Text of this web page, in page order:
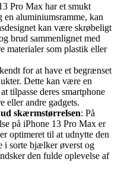
Pro Max har et smukt
en aluminiumsramme, kan
kan være skrøbeligt
brud sammenlignet med
materialer som plastik eller
for at have et begrænset
Dette kan være en
tilpasse deres smartphone
eller andre gadgets.
skærmstørrelsen: På
på iPhone 13 Pro Max er
optimeret til at udnytte den
i sorte bjælker øverst og
den fulde oplevelse af